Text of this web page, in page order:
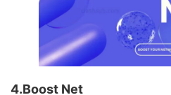
4.Boost Net